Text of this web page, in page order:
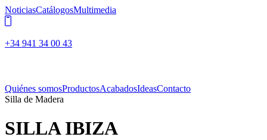
NoticiasCatálogosMultimedia
+34 941 34 00 43
Quiénes somosProductosAcabadosIdeasContacto
Silla de Madera
SILLA IBIZA